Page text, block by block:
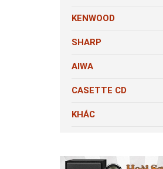
KENWOOD
SHARP
AIWA
CASETTE CD
KHÁC